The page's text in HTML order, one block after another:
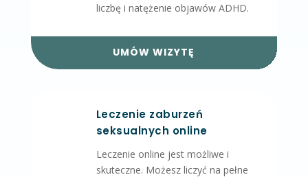
liczbę i natężenie objawów ADHD.
UMÓW WIZYTĘ
Leczenie zaburzeń
seksualnych online
Leczenie online jest możliwe i
skuteczne. Możesz liczyć na pełne